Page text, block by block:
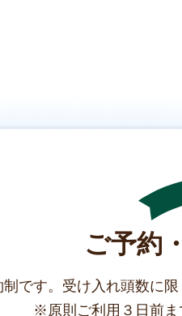
ご予約
です。受け入れ頭数に
※原則ご利用３日前ま